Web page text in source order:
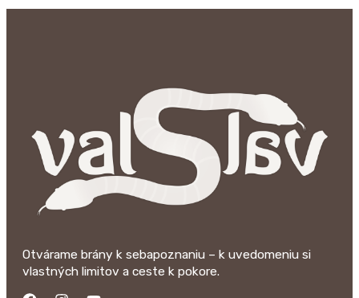
Otvárame brány k sebapoznaniu – k uvedomeniu si
vlastných limitov a ceste k pokore.